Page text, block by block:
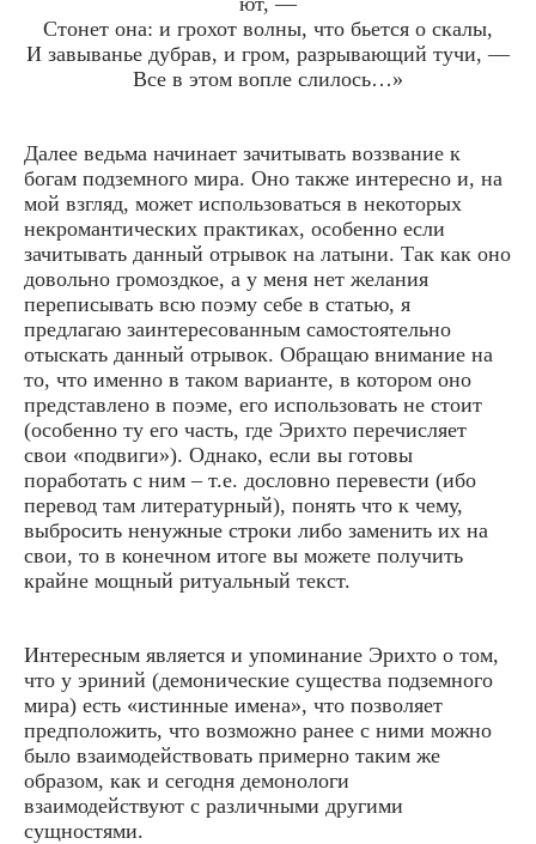
Стонет она: и гро­хот вол­ны, что бьет­ся о ска­лы,
И завы­ва­нье дуб­рав, и гром, раз­ры­ва­ю­щий тучи, —
Все в этом вопле сли­лось…»
Далее ведьма начинает зачитывать воззвание к
богам подземного мира. Оно также интересно и, на
мой взгляд, может использоваться в некоторых
некромантических практиках, особенно если
зачитывать данный отрывок на латыни. Так как оно
довольно громоздкое, а у меня нет желания
переписывать всю поэму себе в статью, я
предлагаю заинтересованным самостоятельно
отыскать данный отрывок. Обращаю внимание на
то, что именно в таком варианте, в котором оно
представлено в поэме, его использовать не стоит
(особенно ту его часть, где Эрихто перечисляет
свои «подвиги»). Однако, если вы готовы
поработать с ним – т.е. дословно перевести (ибо
перевод там литературный), понять что к чему,
выбросить ненужные строки либо заменить их на
свои, то в конечном итоге вы можете получить
крайне мощный ритуальный текст.
Интересным является и упоминание Эрихто о том,
что у эриний (демонические существа подземного
мира) есть «истинные имена», что позволяет
предположить, что возможно ранее с ними можно
было взаимодействовать примерно таким же
образом, как и сегодня демонологи
взаимодействуют с различными другими
сущностями.